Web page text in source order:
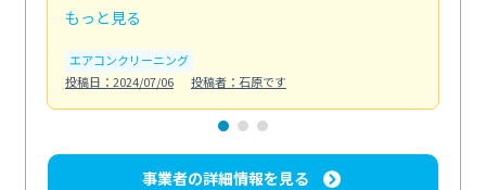
もっと見る
エアコンクリーニング
投稿日：2024/07/06
投稿者：石原です
事業者の詳細情報を見る